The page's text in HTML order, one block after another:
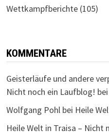
Wettkampfberichte(105)
KOMMENTARE
Geisterläufe und andere
Nicht noch ein Laufblog! bei
Wolfgang Pohlbei Heile
Heile Welt in Traisa – Nicht